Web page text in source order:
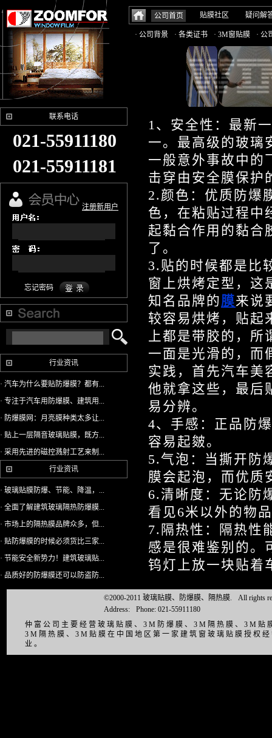
公司首页 贴膜社区 疑问解
· 公司背景 · 各类证书 · 3M窗贴膜 · 公
联系电话
021-55911180
021-55911181
注册新用户
忘记密码
行业资讯
· 汽车为什么要贴防爆膜？都有...
· 专注于汽车用防爆膜、建筑用...
· 防爆膜网：月亮膜种类太多让...
· 贴上一层隔音玻璃贴膜，既方...
· 采用先进的磁控溅射工艺来制...
行业资讯
· 玻璃贴膜防爆、节能、降温，...
· 全面了解建筑玻璃隔热防爆膜...
· 市场上的隔热膜品牌众多，但...
· 贴防爆膜的时候必须货比三家...
· 节能安全新势力！建筑玻璃贴...
· 品质好的防爆膜还可以防盗防...
1、安全性：最新
一。最高级的玻璃
一般意外事故中的
击穿由安全膜保护
2.颜色：优质防爆
色，在粘贴过程中
起黏合作用的黏合
了。
3.贴的时候都是比
窗上烘烤定型，这
知名品牌的膜来说
较容易烘烤，贴起
上都是带胶的，
一面是光滑的，而
实践，首先汽车美
他就拿这些，最后
易分辨。
4、手感：正品防
容易起皴。
5.气泡：当撕开防
膜会起泡，而优
6.清晰度：无论防
看见6米以外的物
7.隔热性：隔热性
感是很难鉴别的。
钨灯上放一块贴着
©2000-2011 玻璃贴膜、防爆膜、隔热膜.
All rights
Address:
Phone: 021-55911180
仲富公司主要经营玻璃贴膜、3M防爆膜、3M隔热膜、3M
3M隔热膜、3M贴膜在中国地区第一家建筑窗玻璃贴膜授权
业。